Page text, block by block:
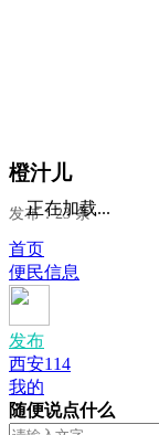
橙汁儿
发布：23 条
正在加载...
首页
便民信息
发布
西安114
我的
随便说点什么